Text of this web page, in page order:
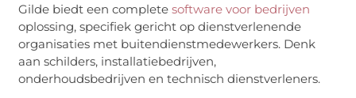
Gilde biedt een complete software voor bedrijven
oplossing, specifiek gericht op dienstverlenende
organisaties met buitendienstmedewerkers. Denk
aan schilders, installatiebedrijven,
onderhoudsbedrijven en technisch dienstverleners.